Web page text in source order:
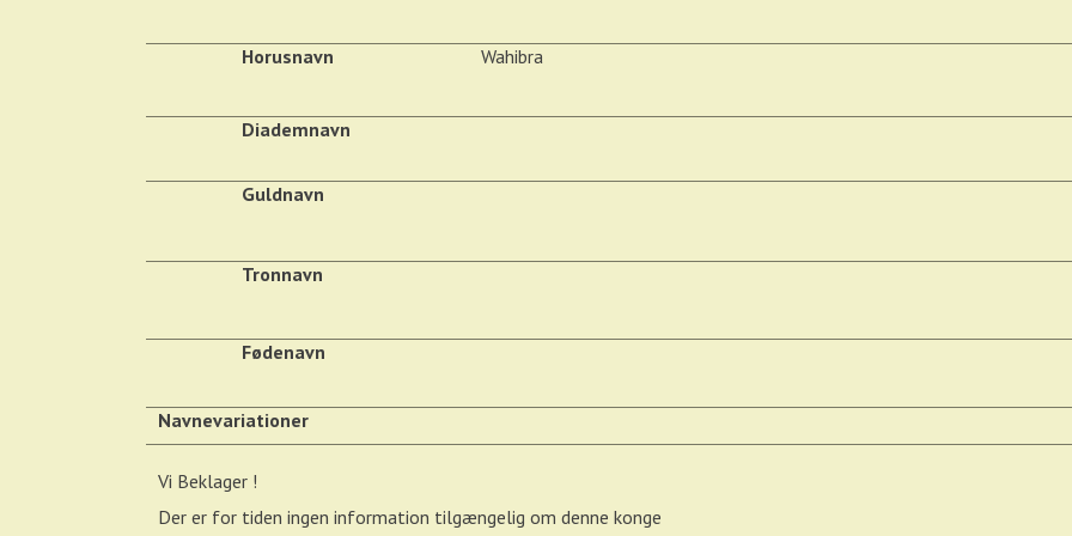
Horusnavn Wahibra
Diademnavn
Guldnavn
Tronnavn
Fødenavn
Navnevariationer
Vi Beklager !
Der er for tiden ingen information tilgængelig om denne konge